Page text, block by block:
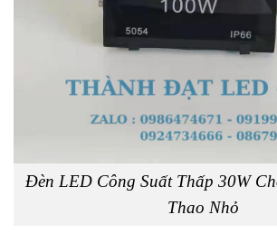
Đèn LED Công Suất Thấp 30W
Thao Nhỏ